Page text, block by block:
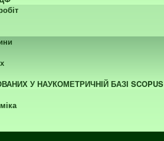
У НАУКОМЕТРИЧНІЙ БАЗІ SCOPUS